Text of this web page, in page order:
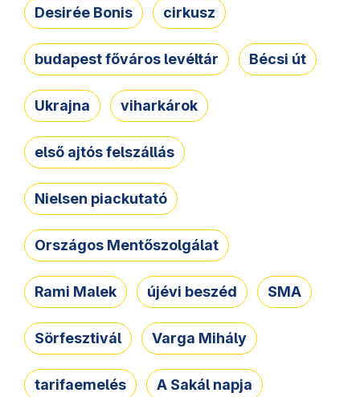
Desirée Bonis cirkusz
budapest főváros levéltár Bécsi út
Ukrajna viharkárok
első ajtós felszállás
Nielsen piackutató
Országos Mentőszolgálat
Rami Malek újévi beszéd SMA
Sörfesztivál Varga Mihály
tarifaemelés A Sakál napja